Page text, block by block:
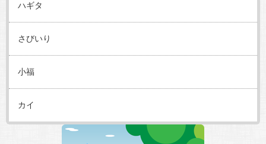
ハギタ
さびいり
小福
カイ